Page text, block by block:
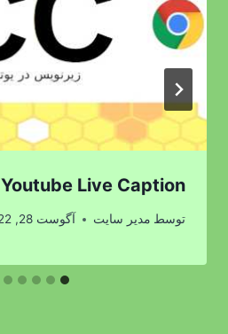
Youtube Live Caption
توسط مدیر سایت آگوست 28, 2022